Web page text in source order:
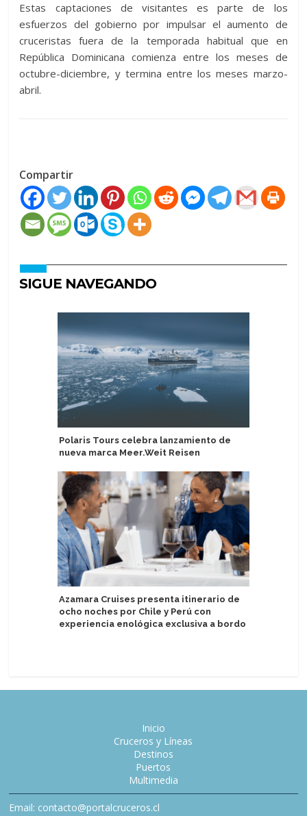
Estas captaciones de visitantes es parte de los
esfuerzos del gobierno por impulsar el aumento de
cruceristas fuera de la temporada habitual que en
República Dominicana comienza entre los meses de
octubre-diciembre, y termina entre los meses marzo-
abril.
Compartir
SIGUE NAVEGANDO
Polaris Tours celebra lanzamiento de
nueva marca Meer.Weit Reisen
Azamara Cruises presenta itinerario de
ocho noches por Chile y Perú con
experiencia enológica exclusiva a bordo
Inicio
Cruceros y Líneas
Destinos
Puertos
Multimedia
Email: contacto@portalcruceros.cl